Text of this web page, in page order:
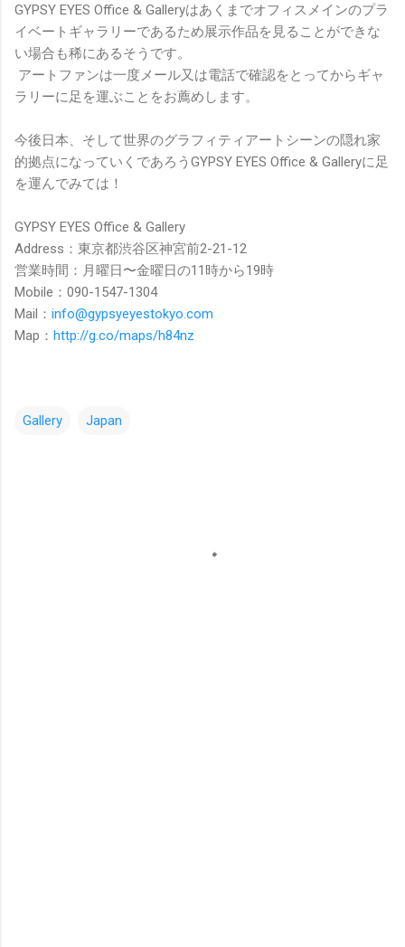
GYPSY EYES Office & Galleryはあくまでオフィスメインのプラ
イベートギャラリーであるため展示作品を見ることができな
い場合も稀にあるそうです。
アートファンは一度メール又は電話で確認をとってからギャ
ラリーに足を運ぶことをお薦めします。
今後日本、そして世界のグラフィティアートシーンの隠れ家
的拠点になっていくであろうGYPSY EYES Office & Galleryに足
を運んでみては！
GYPSY EYES Office & Gallery
Address：東京都渋谷区神宮前2-21-12
営業時間：月曜日〜金曜日の11時から19時
Mobile：090-1547-1304
Mail： info@gypsyeyestokyo.com
Map： http://g.co/maps/h84nz
Gallery Japan